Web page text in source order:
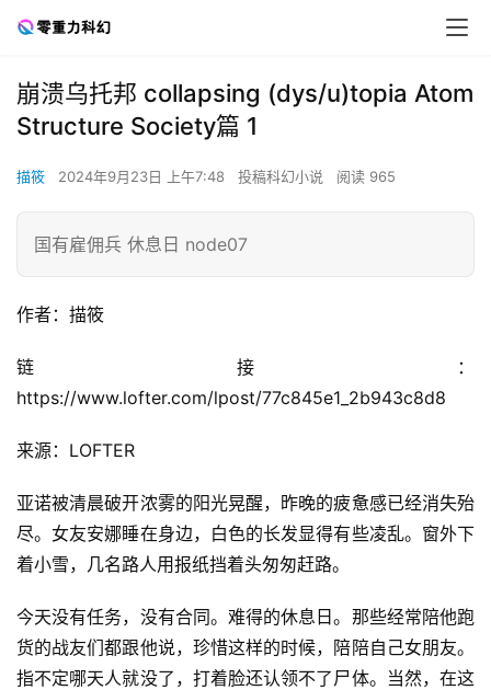
崩溃乌托邦 collapsing (dys/u)topia Atom
Structure Society篇 1
描筱 2024年9月23日 上午7:48 投稿科幻小说 阅读 965
国有雇佣兵 休息日 node07
作者：描筱
链接：
https://www.lofter.com/lpost/77c845e1_2b943c8d8
来源：LOFTER
亚诺被清晨破开浓雾的阳光晃醒，昨晚的疲惫感已经消失殆
尽。女友安娜睡在身边，白色的长发显得有些凌乱。窗外下
着小雪，几名路人用报纸挡着头匆匆赶路。
今天没有任务，没有合同。难得的休息日。那些经常陪他跑
货的战友们都跟他说，珍惜这样的时候，陪陪自己女朋友。
指不定哪天人就没了，打着脸还认领不了尸体。当然，在这